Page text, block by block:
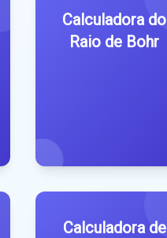
Calculadora do
Raio de Bohr
Calculadora de